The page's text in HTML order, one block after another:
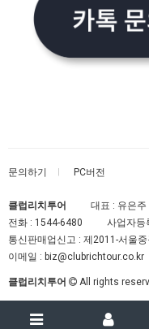
문의하기 PC버전
클럽리치투어 대표 : 유은주
전화 : 1544-6480 사업자등
통신판매업신고 : 제2011-서울중
이메일 : biz@clubrichtour.co.kr
클럽리치투어 All rights